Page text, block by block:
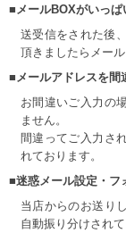
■メールBOXがいっぱ
送受信をされた後
頂きましたらメー
■メールアドレスを間
お間違いご入力の
ません。
間違ってご入力さ
れております。
■迷惑メール設定・フ
当店からのお送り
自動振り分けされ